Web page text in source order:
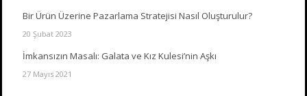
Bir Ürün Üzerine Pazarlama Stratejisi Nasıl Oluşturulur?
20 Şubat 2023
İmkansızın Masalı: Galata ve Kız Kulesi’nin Aşkı
27 Mayıs 2021